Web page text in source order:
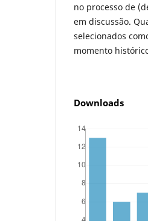
no processo de
em discussão.
selecionados
momento
Downloads